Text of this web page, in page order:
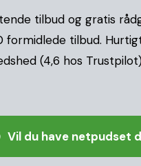
tilbud og gratis
tilbud.
(4,6 hos
Vil du have netpudset